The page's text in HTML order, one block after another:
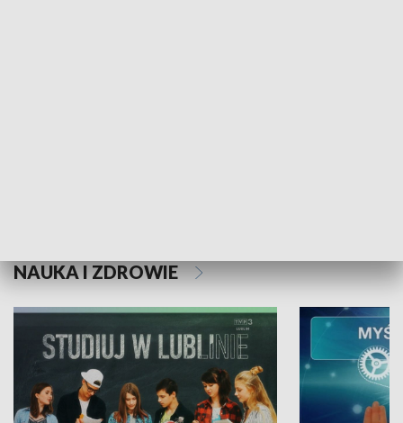
NAUKA I ZDROWIE